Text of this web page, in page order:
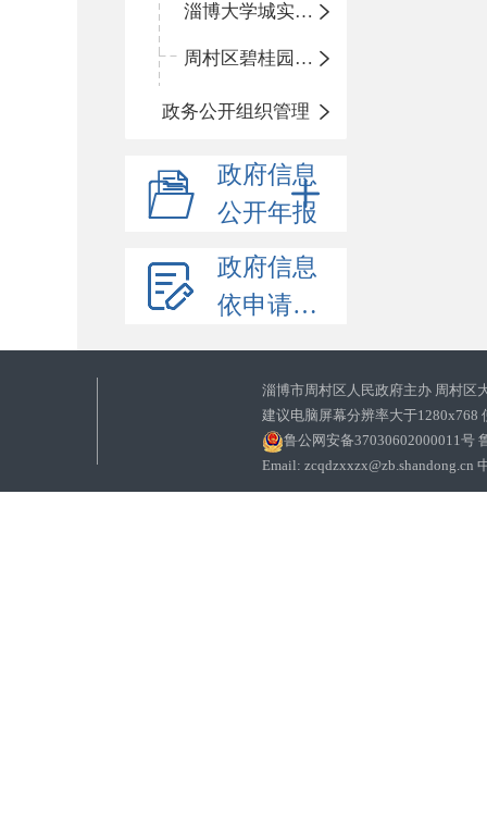
淄博大学城实验中学
周村区碧桂园小学
政务公开组织管理
政府信息
公开年报
政府信息
依申请公开
淄博市周村区人民政府主办 周村区
建议电脑屏幕分辨率大于1280x768
鲁公网安备37030602000011号
Email: zcqdzxxzx@zb.shandong.cn